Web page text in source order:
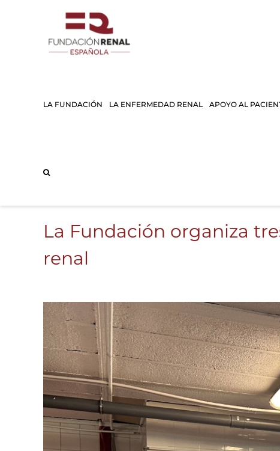
LA FUNDACIÓN LA ENFERMEDAD RENAL APOYO AL
La Fundación organiza
renal